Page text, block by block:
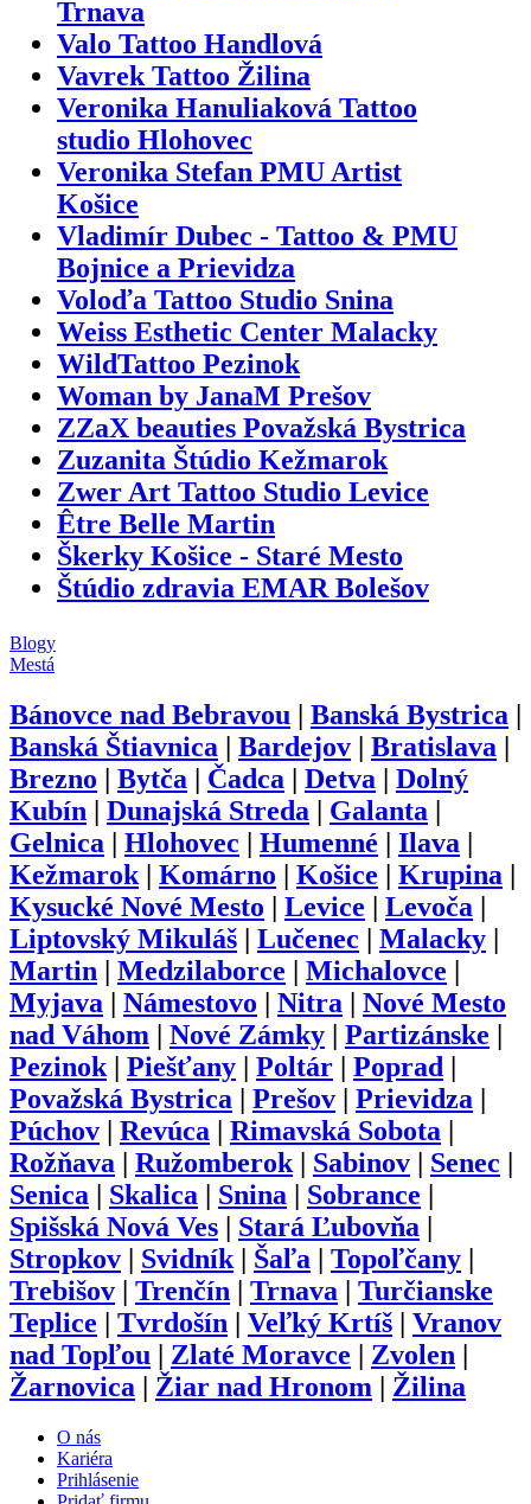
Trnava
Valo Tattoo Handlová
Vavrek Tattoo Žilina
Veronika Hanuliaková Tattoo
studio Hlohovec
Veronika Stefan PMU Artist
Košice
Vladimír Dubec - Tattoo & PMU
Bojnice a Prievidza
Voloďa Tattoo Studio Snina
Weiss Esthetic Center Malacky
WildTattoo Pezinok
Woman by JanaM Prešov
ZZaX beauties Považská Bystrica
Zuzanita Štúdio Kežmarok
Zwer Art Tattoo Studio Levice
Être Belle Martin
Škerky Košice - Staré Mesto
Štúdio zdravia EMAR Bolešov
Blogy
Mestá
Bánovce nad Bebravou | Banská Bystrica |
Banská Štiavnica | Bardejov | Bratislava |
Brezno | Bytča | Čadca | Detva | Dolný
Kubín | Dunajská Streda | Galanta |
Gelnica | Hlohovec | Humenné | Ilava |
Kežmarok | Komárno | Košice | Krupina |
Kysucké Nové Mesto | Levice | Levoča |
Liptovský Mikuláš | Lučenec | Malacky |
Martin | Medzilaborce | Michalovce |
Myjava | Námestovo | Nitra | Nové Mesto
nad Váhom | Nové Zámky | Partizánske |
Pezinok | Piešťany | Poltár | Poprad |
Považská Bystrica | Prešov | Prievidza |
Púchov | Revúca | Rimavská Sobota |
Rožňava | Ružomberok | Sabinov | Senec |
Senica | Skalica | Snina | Sobrance |
Spišská Nová Ves | Stará Ľubovňa |
Stropkov | Svidník | Šaľa | Topoľčany |
Trebišov | Trenčín | Trnava | Turčianske
Teplice | Tvrdošín | Veľký Krtíš | Vranov
nad Topľou | Zlaté Moravce | Zvolen |
Žarnovica | Žiar nad Hronom | Žilina
O nás
Kariéra
Prihlásenie